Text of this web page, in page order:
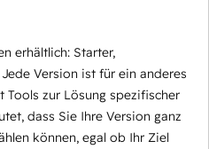
erhältlich: Starter,
Version ist für ein anderes
Tools zur Lösung spezifischer
dass Sie Ihre Version ganz
können, egal ob Ihr Ziel